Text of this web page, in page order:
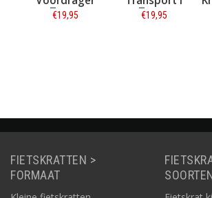
Zwart
€19,95
Zwart
€19,95
FIETSKRATTEN >
FORMAAT